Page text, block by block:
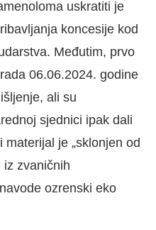
uskratiti je
koncesije kod
Međutim, prvo
06.06.2024. godine
ali su
sjednici ipak dali
je „sklonjen od
iz zvaničnih
ozrenski eko